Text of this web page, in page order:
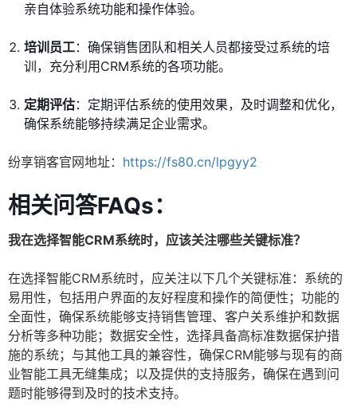
亲自体验系统功能和操作体验。
培训员工：确保销售团队和相关人员都接受过系统的培
训，充分利用CRM系统的各项功能。
定期评估：定期评估系统的使用效果，及时调整和优化，
确保系统能够持续满足企业需求。
纷享销客官网地址： https://fs80.cn/lpgyy2
相关问答FAQs：
我在选择智能CRM系统时，应该关注哪些关键标准？
在选择智能CRM系统时，应关注以下几个关键标准：系统的
易用性，包括用户界面的友好程度和操作的简便性；功能的
全面性，确保系统能够支持销售管理、客户关系维护和数据
分析等多种功能；数据安全性，选择具备高标准数据保护措
施的系统；与其他工具的兼容性，确保CRM能够与现有的商
业智能工具无缝集成；以及提供的支持服务，确保在遇到问
题时能够得到及时的技术支持。